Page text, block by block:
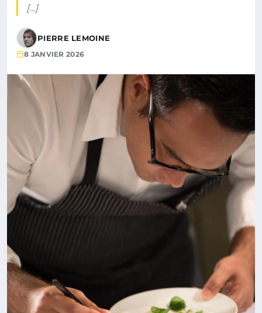
[…]
PIERRE LEMOINE
8 JANVIER 2026